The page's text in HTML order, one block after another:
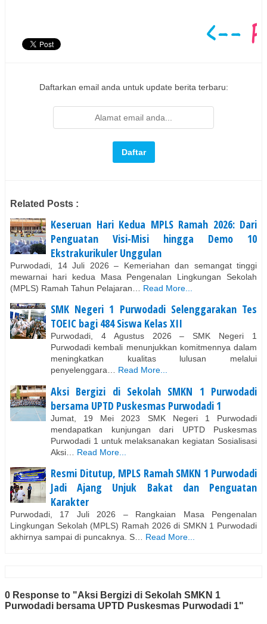
Daftarkan email anda untuk update berita terbaru:
Related Posts :
Keseruan Hari Kedua MPLS Ramah 2026: Dari
Penguatan Visi-Misi hingga Demo 10
Ekstrakurikuler Unggulan
Purwodadi, 14 Juli 2026 – Kemeriahan dan semangat tinggi
mewarnai hari kedua Masa Pengenalan Lingkungan Sekolah
(MPLS) Ramah Tahun Pelajaran…
Read More...
SMK Negeri 1 Purwodadi Selenggarakan Tes
TOEIC bagi 484 Siswa Kelas XII
Purwodadi, 4 Agustus 2026 – SMK Negeri 1
Purwodadi kembali menunjukkan komitmennya dalam
meningkatkan kualitas lulusan melalui
penyelenggara… Read More...
Aksi Bergizi di Sekolah SMKN 1 Purwodadi
bersama UPTD Puskesmas Purwodadi 1
Jumat, 19 Mei 2023 SMK Negeri 1 Purwodadi
mendapatkan kunjungan dari UPTD Puskesmas
Purwodadi 1 untuk melaksanakan kegiatan Sosialisasi
Aksi…
Read More...
Resmi Ditutup, MPLS Ramah SMKN 1 Purwodadi
Jadi Ajang Unjuk Bakat dan Penguatan
Karakter
Purwodadi, 17 Juli 2026 – Rangkaian Masa Pengenalan
Lingkungan Sekolah (MPLS) Ramah 2026 di SMKN 1 Purwodadi
akhirnya sampai di puncaknya. S… Read More...
0 Response to "Aksi Bergizi di Sekolah SMKN 1
Purwodadi bersama UPTD Puskesmas Purwodadi 1"